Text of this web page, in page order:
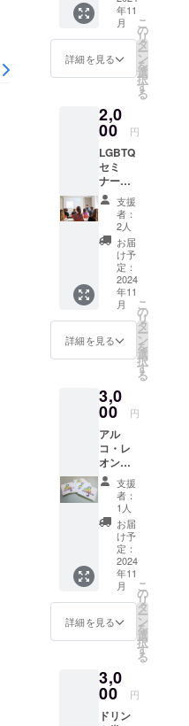
年11
月
詳細を見る
こ
の
リ
タ
ー
ン
を
選
択
す
る
2,0
00 円
LGBTQ
セミ
ナー交
流会招
待券
（日時
は２回
に分け
て開催
しま
す、 ど
ちらか
に参加
して頂
きま
時：
2025年
春頃開
催予定
3月～5
月まで
に２回
開催 ・
場所：
大阪市
内 ・支
援者様
の交通
費や滞
在費：
支援者
様の 交
でご負
担くだ
・連絡
支援
者：
2人
お届
け予
定：
2024
年11
月
詳細を見る
こ
の
リ
タ
ー
ン
を
選
択
す
る
3,0
00 円
アル
コ・レ
オン、
ステッ
カー
(現地で
受け渡
し) ・サ
イズ直
径4.5㎜
・デザ
イン
シール
※ご来店
時リ
面をご
提案く
ださ
い！引
支援
者：
1人
お届
け予
定：
2024
年11
月
詳細を見る
こ
の
リ
タ
ー
ン
を
選
択
す
る
3,0
00 円
ドリン